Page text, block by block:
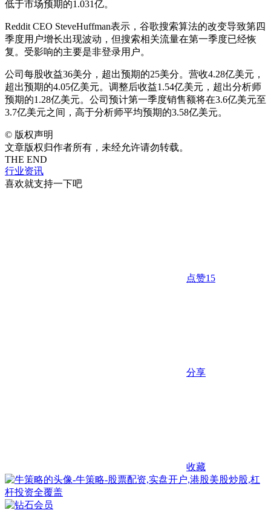
低于市场预期的1.031亿。
Reddit CEO SteveHuffman表示，谷歌搜索算法的改变导致第四
季度用户增长出现波动，但搜索相关流量在第一季度已经恢
复。受影响的主要是非登录用户。
公司每股收益36美分，超出预期的25美分。营收4.28亿美元，
超出预期的4.05亿美元。调整后收益1.54亿美元，超出分析师
预期的1.28亿美元。公司预计第一季度销售额将在3.6亿美元至
3.7亿美元之间，高于分析师平均预期的3.58亿美元。
© 版权声明
文章版权归作者所有，未经允许请勿转载。
THE END
行业资讯
喜欢就支持一下吧
点赞15
分享
收藏